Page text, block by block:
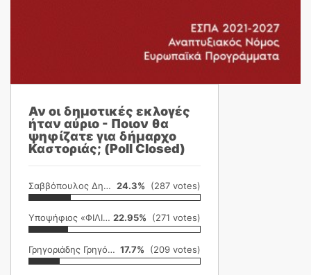
Αν οι δημοτικές εκλογές
ήταν αύριο - Ποιον θα
ψηφίζατε για δήμαρχο
Καστοριάς; (Poll Closed)
Σαββόπουλος Δημήτρης 24.3% (287 votes)
Υποψήφιος «ΦΙΛΙΚΗ ΕΤΑΙΡΕΙΑ» 22.95% (271 votes)
Γρηγοριάδης Γρηγόρης 17.7% (209 votes)